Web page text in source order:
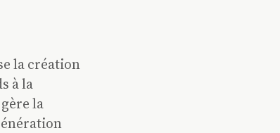
la création
à la
la